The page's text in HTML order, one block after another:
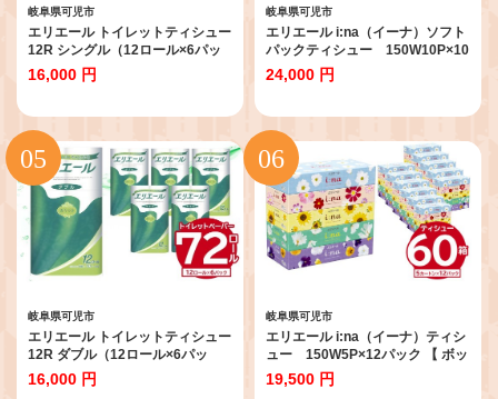
岐阜県可児市
エリエール トイレットティシュー
12R シングル（12ロール×6パッ
ク） 【 トイレットペーパー 香り
付き 55m巻 日用品 トイレ 新生活
品 ストック パルプ100％ 岐阜県
可児市 】
16,000 円
岐阜県可児市
エリエール i:na（イーナ）ソフト
パックティシュー 150W10P×10
パック 【 ソフトパックティッシ
ュ ティッシュペーパー ソフトパ
災 消耗品 生活雑貨 生活用品 スト
ック パルプ100％ 】
24,000 円
岐阜県可児市
エリエール トイレットティシュー
12R ダブル（12ロール×6パッ
ク） 【 トイレットペーパー 香り
付き 30m巻 日用品 トイレ 新生活
16,000 円
岐阜県可児市
エリエール i:na（イーナ）ティシ
ュー 150W5P×12パック 【 ボッ
クス ティッシュ ペーパー 箱ティ
ッシュ 岐阜県 可児市 日用品 新生
19,500 円